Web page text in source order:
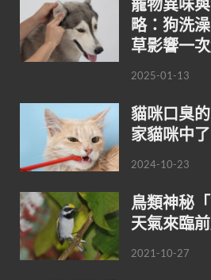
略：狗洗
草影響一次
2025-01-13
貓咪口臭
家貓咪中
2024-10-23
鳥類神秘
天氣來臨
2021-10-27